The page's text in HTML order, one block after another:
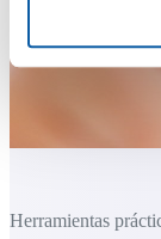
Herramientas